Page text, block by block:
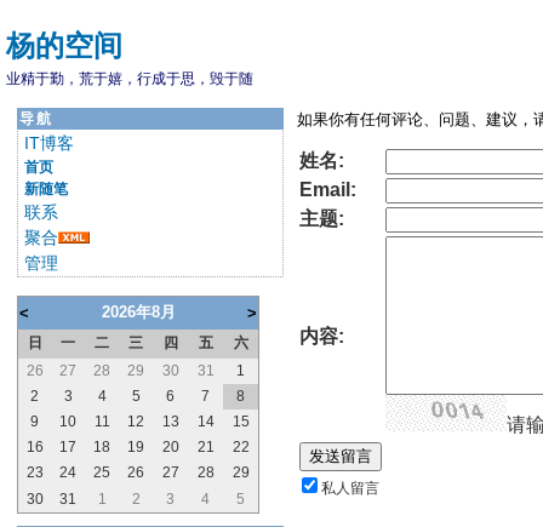
杨的空间
业精于勤，荒于嬉，行成于思，毁于随
导航
IT博客
首页
新随笔
联系
聚合
管理
< 2026年8月 >
日 一 二 三 四 五
六
26
27 28 29 30 31
1
2
3 4 5 6 7
8
9
10 11 12 13 14
15
16
17 18 19 20 21
22
23
24 25 26 27 28
29
30
31 1 2 3 4 5
如果你有任何评论、问题、建议，
姓名:
Email:
主题:
内容:
请
私人留言